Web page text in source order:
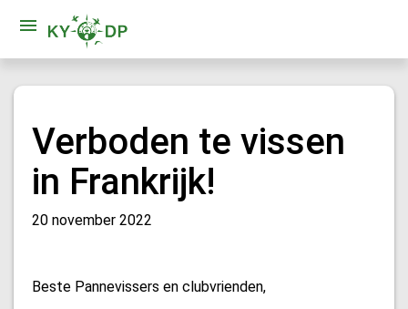
Verboden te vissen
in Frankrijk!
20 november 2022
Beste Pannevissers en clubvrienden,